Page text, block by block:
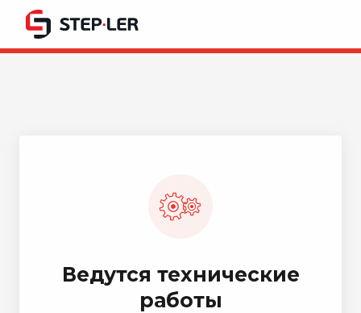
Ведутся технические
работы